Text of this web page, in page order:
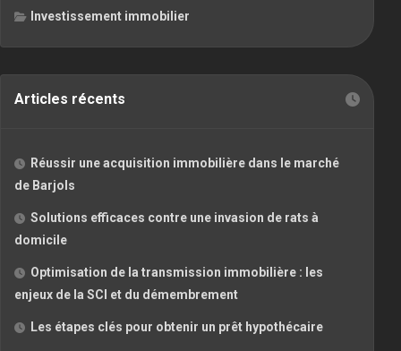
Investissement immobilier
Articles récents
Réussir une acquisition immobilière dans le marché
de Barjols
Solutions efficaces contre une invasion de rats à
domicile
Optimisation de la transmission immobilière : les
enjeux de la SCI et du démembrement
Les étapes clés pour obtenir un prêt hypothécaire